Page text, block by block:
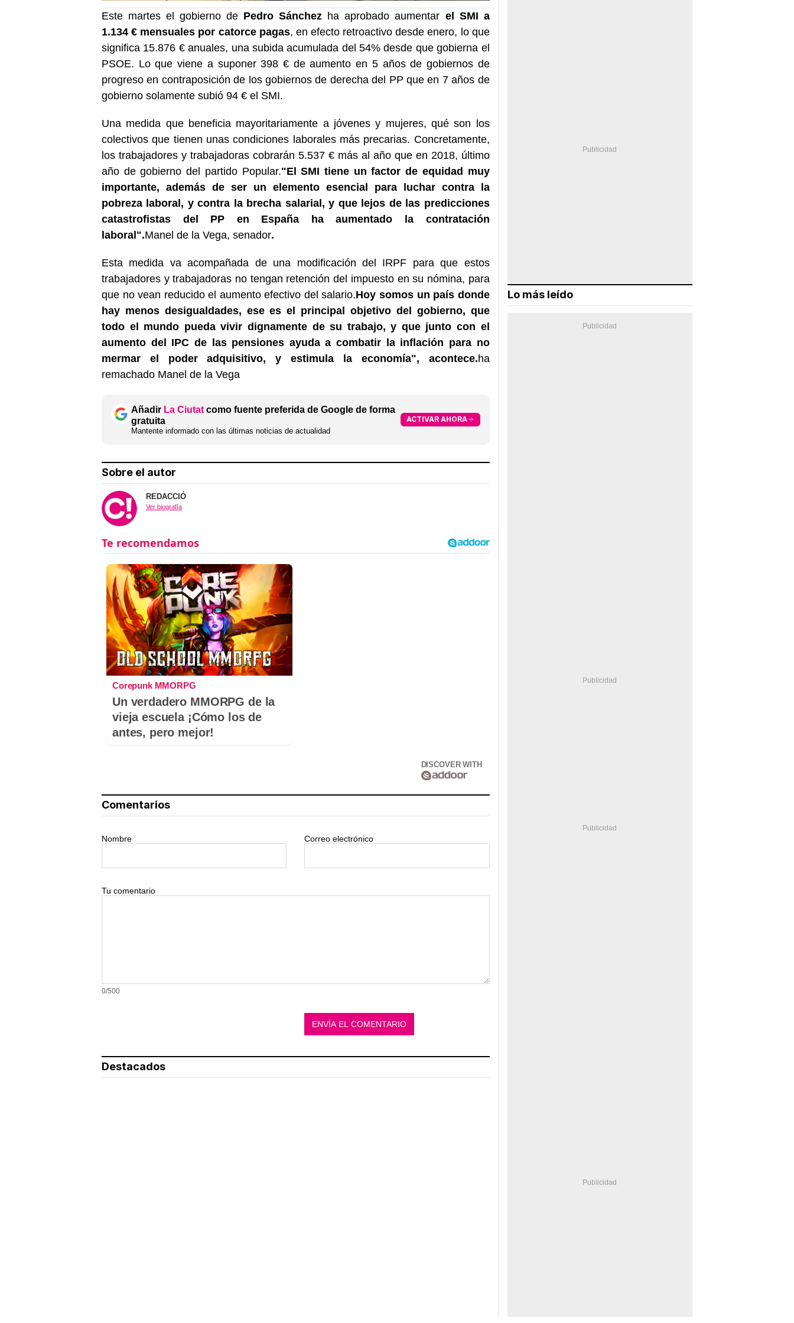
Este martes el gobierno de Pedro Sánchez ha aprobado aumentar el SMI a
1.134 € mensuales por catorce pagas, en efecto retroactivo desde enero, lo que
significa 15.876 € anuales, una subida acumulada del 54% desde que gobierna el
PSOE. Lo que viene a suponer 398 € de aumento en 5 años de gobiernos de
progreso en contraposición de los gobiernos de derecha del PP que en 7 años de
gobierno solamente subió 94 € el SMI.
Una medida que beneficia mayoritariamente a jóvenes y mujeres, qué son los
colectivos que tienen unas condiciones laborales más precarias. Concretamente,
los trabajadores y trabajadoras cobrarán 5.537 € más al año que en 2018, último
año de gobierno del partido Popular."El SMI tiene un factor de equidad muy
importante, además de ser un elemento esencial para luchar contra la
pobreza laboral, y contra la brecha salarial, y que lejos de las predicciones
catastrofistas del PP en España ha aumentado la contratación
laboral".Manel de la Vega, senador.
Esta medida va acompañada de una modificación del IRPF para que estos
trabajadores y trabajadoras no tengan retención del impuesto en su nómina, para
que no vean reducido el aumento efectivo del salario.Hoy somos un país donde
hay menos desigualdades, ese es el principal objetivo del gobierno, que
todo el mundo pueda vivir dignamente de su trabajo, y que junto con el
aumento del IPC de las pensiones ayuda a combatir la inflación para no
mermar el poder adquisitivo, y estimula la economía", acontece.ha
remachado Manel de la Vega
Añadir La Ciutat como fuente preferida de Google de forma
gratuita
Mantente informado con las últimas noticias de actualidad
ACTIVAR AHORA
Sobre el autor
REDACCIÓ
Ver biografía
Corepunk MMORPG
Un verdadero MMORPG de la
vieja escuela ¡Cómo los de
antes, pero mejor!
DISCOVER WITH
Comentarios
Nombre Correo electrónico
Tu comentario
0/500
Destacados
Lo más leído